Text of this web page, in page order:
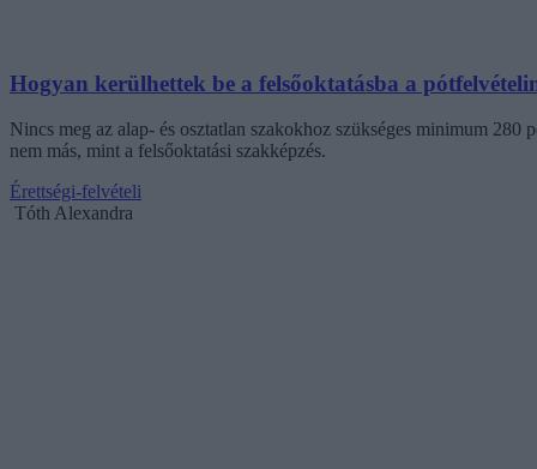
Hogyan kerülhettek be a felsőoktatásba a
Nincs meg az alap- és osztatlan szakokhoz szükséges minimum
nem más, mint a felsőoktatási szakképzés.
Érettségi-felvételi
Tóth Alexandra